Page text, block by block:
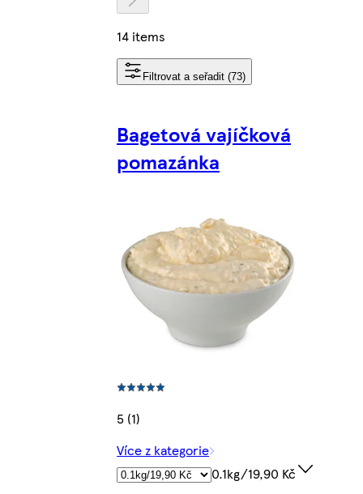
14 items
Filtrovat a seřadit (73)
Bagetová vajíčková
pomazánka
5 (1)
Více z kategorie
0.1kg/19,90 Kč